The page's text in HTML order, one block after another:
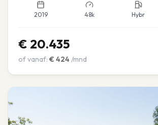
2019 48k Hybr
€ 20.435
of vanaf: € 424 /mnd